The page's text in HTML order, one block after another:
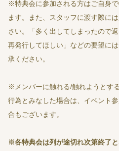
※特典会に参加される方はご自身
ます。また、スタッフに渡す際に
さい。「多く出してしまったので
再発行してほしい」などの要望に
承ください。
※メンバーに触れる/触れようとす
行為とみなした場合は、イベント
合もございます。
※各特典会は列が途切れ次第終了